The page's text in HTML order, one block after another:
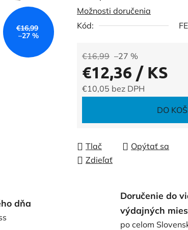
0,0
z
hviezdičiek.
Možnosti doručenia
Kód:
€16,99 –27 %
€12,36 / KS
€10,05 bez DPH
DO
Tlač Opýtať sa
Zdieľať
€16,99
–27 %
dňa
Doručenie do
výdajných
po celom